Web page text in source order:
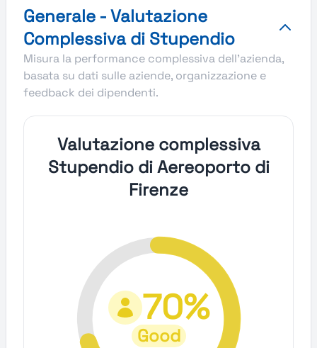
Generale - Valutazione
Complessiva di Stupendio
Misura la performance complessiva dell'azienda,
basata su dati sulle aziende, organizzazione e
feedback dei dipendenti.
Valutazione complessiva
Stupendio di Aereoporto di
Firenze
70%
Good